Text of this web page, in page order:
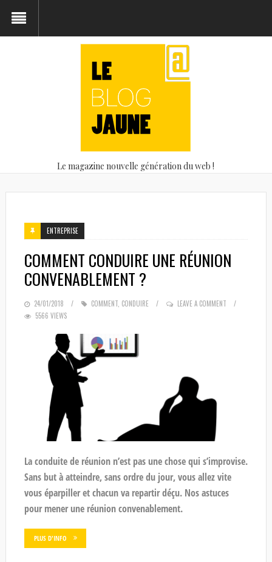
Le magazine nouvelle génération du web !
ENTREPRISE
COMMENT CONDUIRE UNE RÉUNION
CONVENABLEMENT ?
POSTED
ON
24/01/2018 COMMENT, CONDUIRE
LEAVE A COMMENT
5566 VIEWS
La conduite de réunion n’est pas une chose qui s’improvise.
Sans but à atteindre, sans ordre du jour, vous allez vite
vous éparpiller et chacun va repartir déçu. Nos astuces
pour mener une réunion convenablement.
PLUS D'INFO